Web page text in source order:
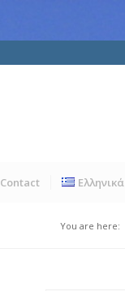
Contact Ελληνικά
You are here: